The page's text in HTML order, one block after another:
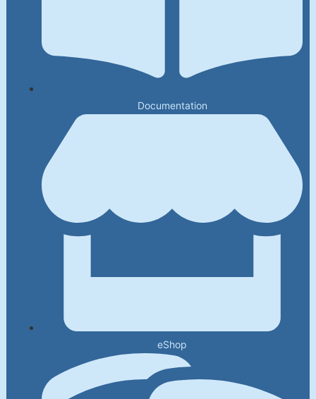
Documentation
eShop